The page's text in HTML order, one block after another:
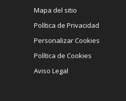
Mapa del sitio
Política de Privacidad
Personalizar Cookies
Política de Cookies
Aviso Legal